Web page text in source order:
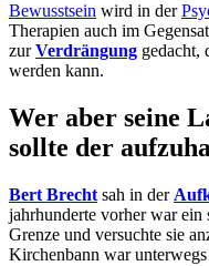
Bewusstsein wird in der
Therapien auch im
zurVerdrängung gedacht,
werden kann.
Wer aber seine
sollte der
Bert Brecht sah in der
jahrhunderte vorher war ein
Grenze und versuchte sie
Kirchenbann war